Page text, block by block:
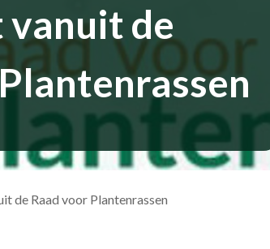
de
de Raad voor Plantenrassen